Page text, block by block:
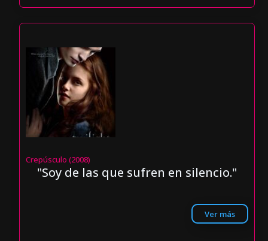
Crepúsculo (2008)
"Soy de las que sufren en silencio."
Ver más